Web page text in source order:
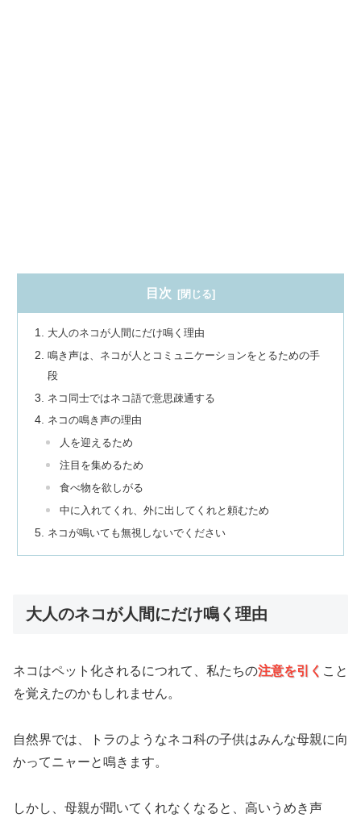
目次
大人のネコが人間にだけ鳴く理由
鳴き声は、ネコが人とコミュニケーションをとるための手
段
ネコ同士ではネコ語で意思疎通する
ネコの鳴き声の理由
人を迎えるため
注目を集めるため
食べ物を欲しがる
中に入れてくれ、外に出してくれと頼むため
ネコが鳴いても無視しないでください
大人のネコが人間にだけ鳴く理由
ネコはペット化されるにつれて、私たちの注意を引く こと
を覚えたのかもしれません。
自然界では、トラのようなネコ科の子供はみんな母親に向
かってニャーと鳴きます。
しかし、母親が聞いてくれなくなると、高いうめき声